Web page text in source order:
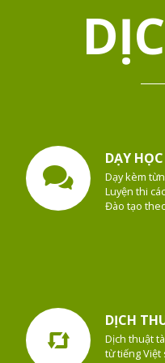
DẠY HỌC
Dạy kèm
Luyện thi
Đào tạo
DỊCH
Dịch thuật
từ tiếng Việt